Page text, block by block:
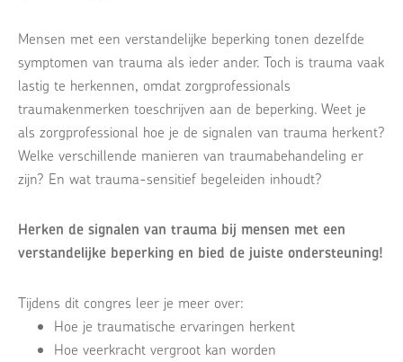
Mensen met een verstandelijke beperking tonen dezelfde
symptomen van trauma als ieder ander. Toch is trauma vaak
lastig te herkennen, omdat zorgprofessionals
traumakenmerken toeschrijven aan de beperking. Weet je
als zorgprofessional hoe je de signalen van trauma herkent?
Welke verschillende manieren van traumabehandeling er
zijn? En wat trauma-sensitief begeleiden inhoudt?
Herken de signalen van trauma bij mensen met een
verstandelijke beperking en bied de juiste ondersteuning!
Tijdens dit congres leer je meer over:
Hoe je traumatische ervaringen herkent
Hoe veerkracht vergroot kan worden